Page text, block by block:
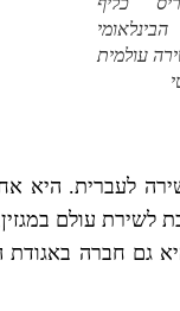
עולמית
לעברית. היא
עולם
גם חברה באגודת